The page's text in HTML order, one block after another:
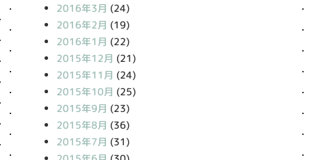
2016年3月 (24)
2016年2月 (19)
2016年1月 (22)
2015年12月 (21)
2015年11月 (24)
2015年10月 (25)
2015年9月 (23)
2015年8月 (36)
2015年7月 (31)